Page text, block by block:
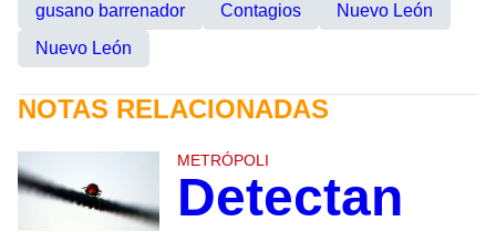
gusano barrenador Contagios
Nuevo León
Nuevo León
NOTAS RELACIONADAS
METRÓPOLI
Detectan